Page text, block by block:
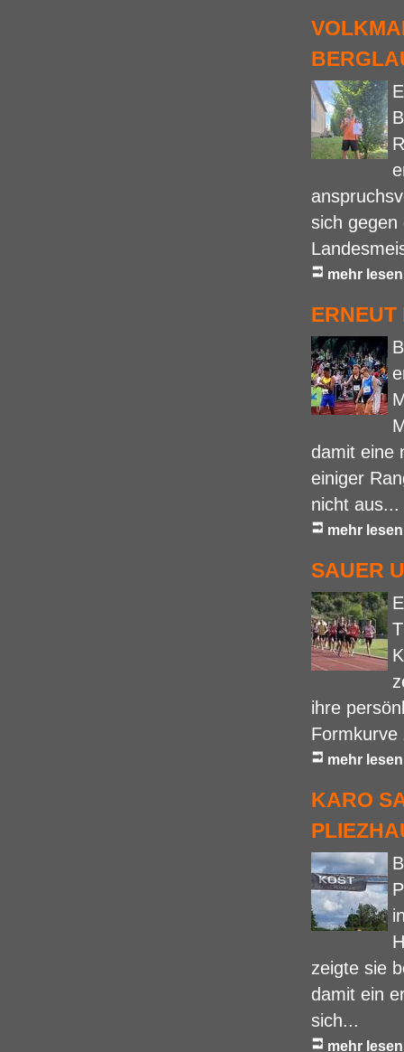
sich gegen
mehr lesen
damit eine
einiger
nicht aus...
mehr lesen
SAUER
ihre
Formkurve
mehr lesen
KARO
zeigte sie
damit ein
sich...
mehr lesen